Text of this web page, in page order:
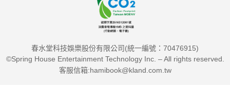
春水堂科技娛樂股份有限公司(統一編號：70476915)
©Spring House Entertainment Technology Inc. – All rights reserved.
客服信箱:hamibook@kland.com.tw